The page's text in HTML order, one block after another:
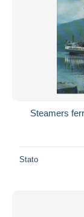
Steamers
Stato